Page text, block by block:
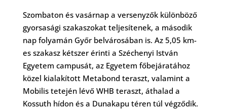
Szombaton és vasárnap a versenyzők különböző
gyorsasági szakaszokat teljesítenek, a második
nap folyamán Győr belvárosában is. Az 5,05 km-
es szakasz kétszer érinti a Széchenyi István
Egyetem campusát, az Egyetem főbejáratához
közel kialakított Metabond teraszt, valamint a
Mobilis tetején lévő WHB teraszt, áthalad a
Kossuth hídon és a Dunakapu téren túl végződik.